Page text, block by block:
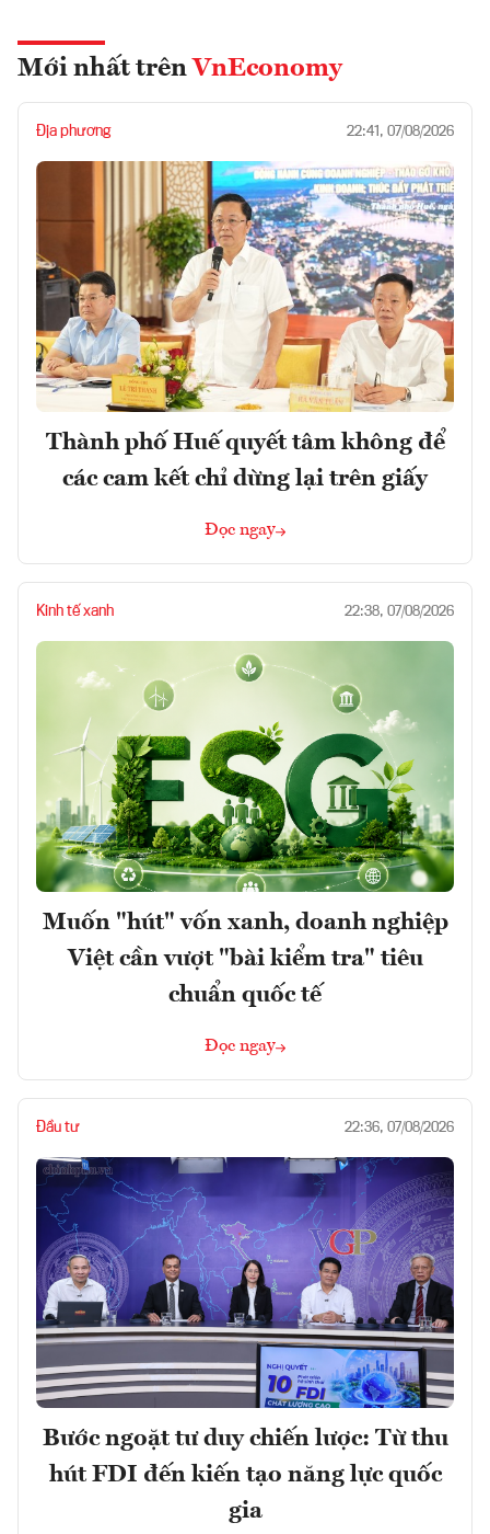
Mới nhất trên VnEconomy
Địa phương 22:41, 07/08/2026
Thành phố Huế quyết tâm không để
các cam kết chỉ dừng lại trên giấy
Đọc ngay
Kinh tế xanh 22:38, 07/08/2026
Muốn "hút" vốn xanh, doanh nghiệp
Việt cần vượt "bài kiểm tra" tiêu
chuẩn quốc tế
Đọc ngay
Đầu tư 22:36, 07/08/2026
Bước ngoặt tư duy chiến lược: Từ thu
hút FDI đến kiến tạo năng lực quốc
gia